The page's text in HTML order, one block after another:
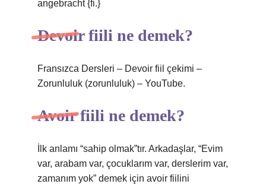
angebracht {fi.}
Devoir fiili ne demek?
Fransızca Dersleri – Devoir fiil çekimi –
Zorunluluk (zorunluluk) – YouTube.
Avoir fiili ne demek?
İlk anlamı “sahip olmak”tır. Arkadaşlar, “Evim
var, arabam var, çocuklarım var, derslerim var,
zamanım yok” demek için avoir fiilini